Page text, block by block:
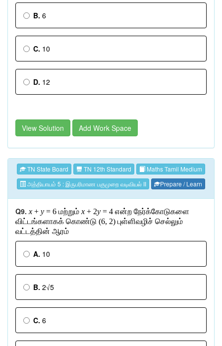
B. 6
C. 10
D. 12
View Solution Add Work Space
TN State Board TN 12th Standard
Maths Tamil Medium
அத்தியாயம் 5 : இருபரிமாண பகுமுறை வடிவியல் II
Prepare / Learn
Q9. x + y = 6 மற்றும் x + 2y = 4 என்ற நேர்க்கோடுகளை
விட்டங்களாகக் கொண்டு (6, 2) புள்ளிவழிச் செல்லும்
வட்டத்தின் ஆரம்
A. 10
B. 2√5
C. 6